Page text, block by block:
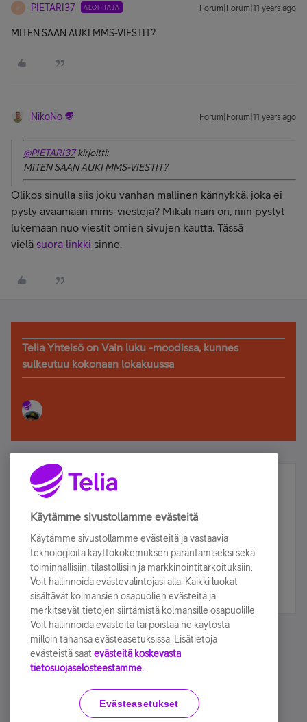
P PIETARI37 ALOITTAJA Forum|Forum|11 years ago
MITEN SAAN AUKI MMS-VIESTIT?
NikoNo Forum|Forum|11 years ago
@PIETARI37kirjoitti:
MITEN SAAN AUKI MMS-VIESTIT?
Olikos sinulla siis joku vanhan mallinen kännykkä, joka ei
pysty avaamaan mms-viestejä? Mikäli näin on, niin pystyt
lukemaan nuo viestit omien sivujen kautta. Tässä
vielä suora linkki sinne.
Telia Yhteisö on Vain luku -moodissa, kunnes
sulkeutuu kokonaan lokakuussa
Älä jää paitsi – osallistu ja voita!
Tilaa Telian uutiskirje ja olet mukana arvonnassa.
sähköpostiisi.
Tilaa nyt
Käyttöehdot Accessibility statement
Käytämme sivustollamme evästeitä
Käytämme sivustollamme evästeitä ja vastaavia
teknologioita käyttökokemuksen parantamiseksi sekä
toiminnallisiin, tilastollisiin ja markkinointitarkoituksiin.
Voit hallinnoida evästevalintojasi alla. Kaikki luokat
sisältävät kolmansien osapuolien evästeitä ja
merkitsevät tietojen siirtämistä kolmansille osapuolille.
Voit hallinnoida evästeitä tai poistaa ne käytöstä
milloin tahansa evästeasetuksissa. Lisätietoja
evästeistä saat evästeitä koskevasta
tietosuojaselosteestamme.
Evästeasetukset